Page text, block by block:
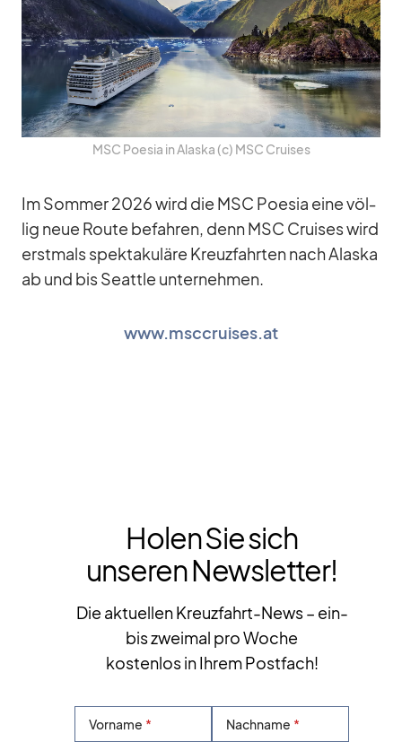
MSC Poe­sia in Alaska (c) MSC Crui­ses
Im Som­mer 2026 wird die MSC Poe­sia eine völ­
lig neue Route be­fah­ren, denn MSC Crui­ses wird
erst­mals spek­ta­ku­läre Kreuz­fahr­ten nach Alaska
ab und bis Se­at­tle un­ter­neh­men.
www.msccruises.at
Holen Sie sich
unseren Newsletter!
Die aktuellen Kreuzfahrt-News – ein-
bis zweimal pro Woche
kostenlos in Ihrem Postfach!
Vorname Nachname